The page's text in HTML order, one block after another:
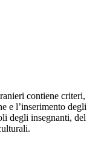
contiene criteri,
e l’inserimento degli
degli insegnanti, del